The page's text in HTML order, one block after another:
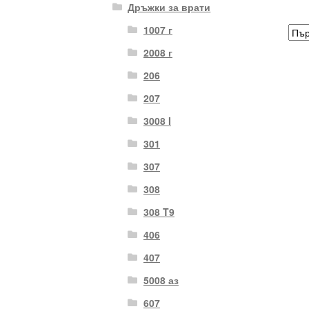
Дръжки за врати
1007 г
2008 г
206
207
3008 I
301
307
308
308 T9
406
407
5008 аз
607